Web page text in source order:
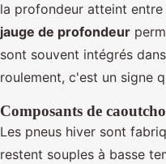
la profondeur atteint
jauge de profondeur
sont souvent intégrés
roulement, c'est un signe
Composants de
Les pneus hiver sont
restent souples à basse